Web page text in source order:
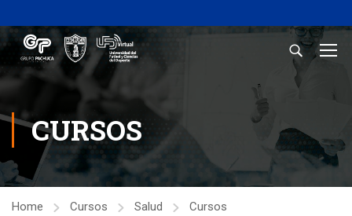
CURSOS
Home Cursos Salud Cursos